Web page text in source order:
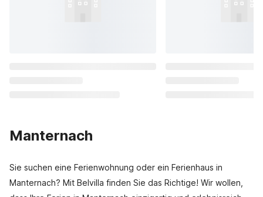
Manternach
Sie suchen eine Ferienwohnung oder ein Ferienhaus in
Manternach? Mit Belvilla finden Sie das Richtige! Wir wollen,